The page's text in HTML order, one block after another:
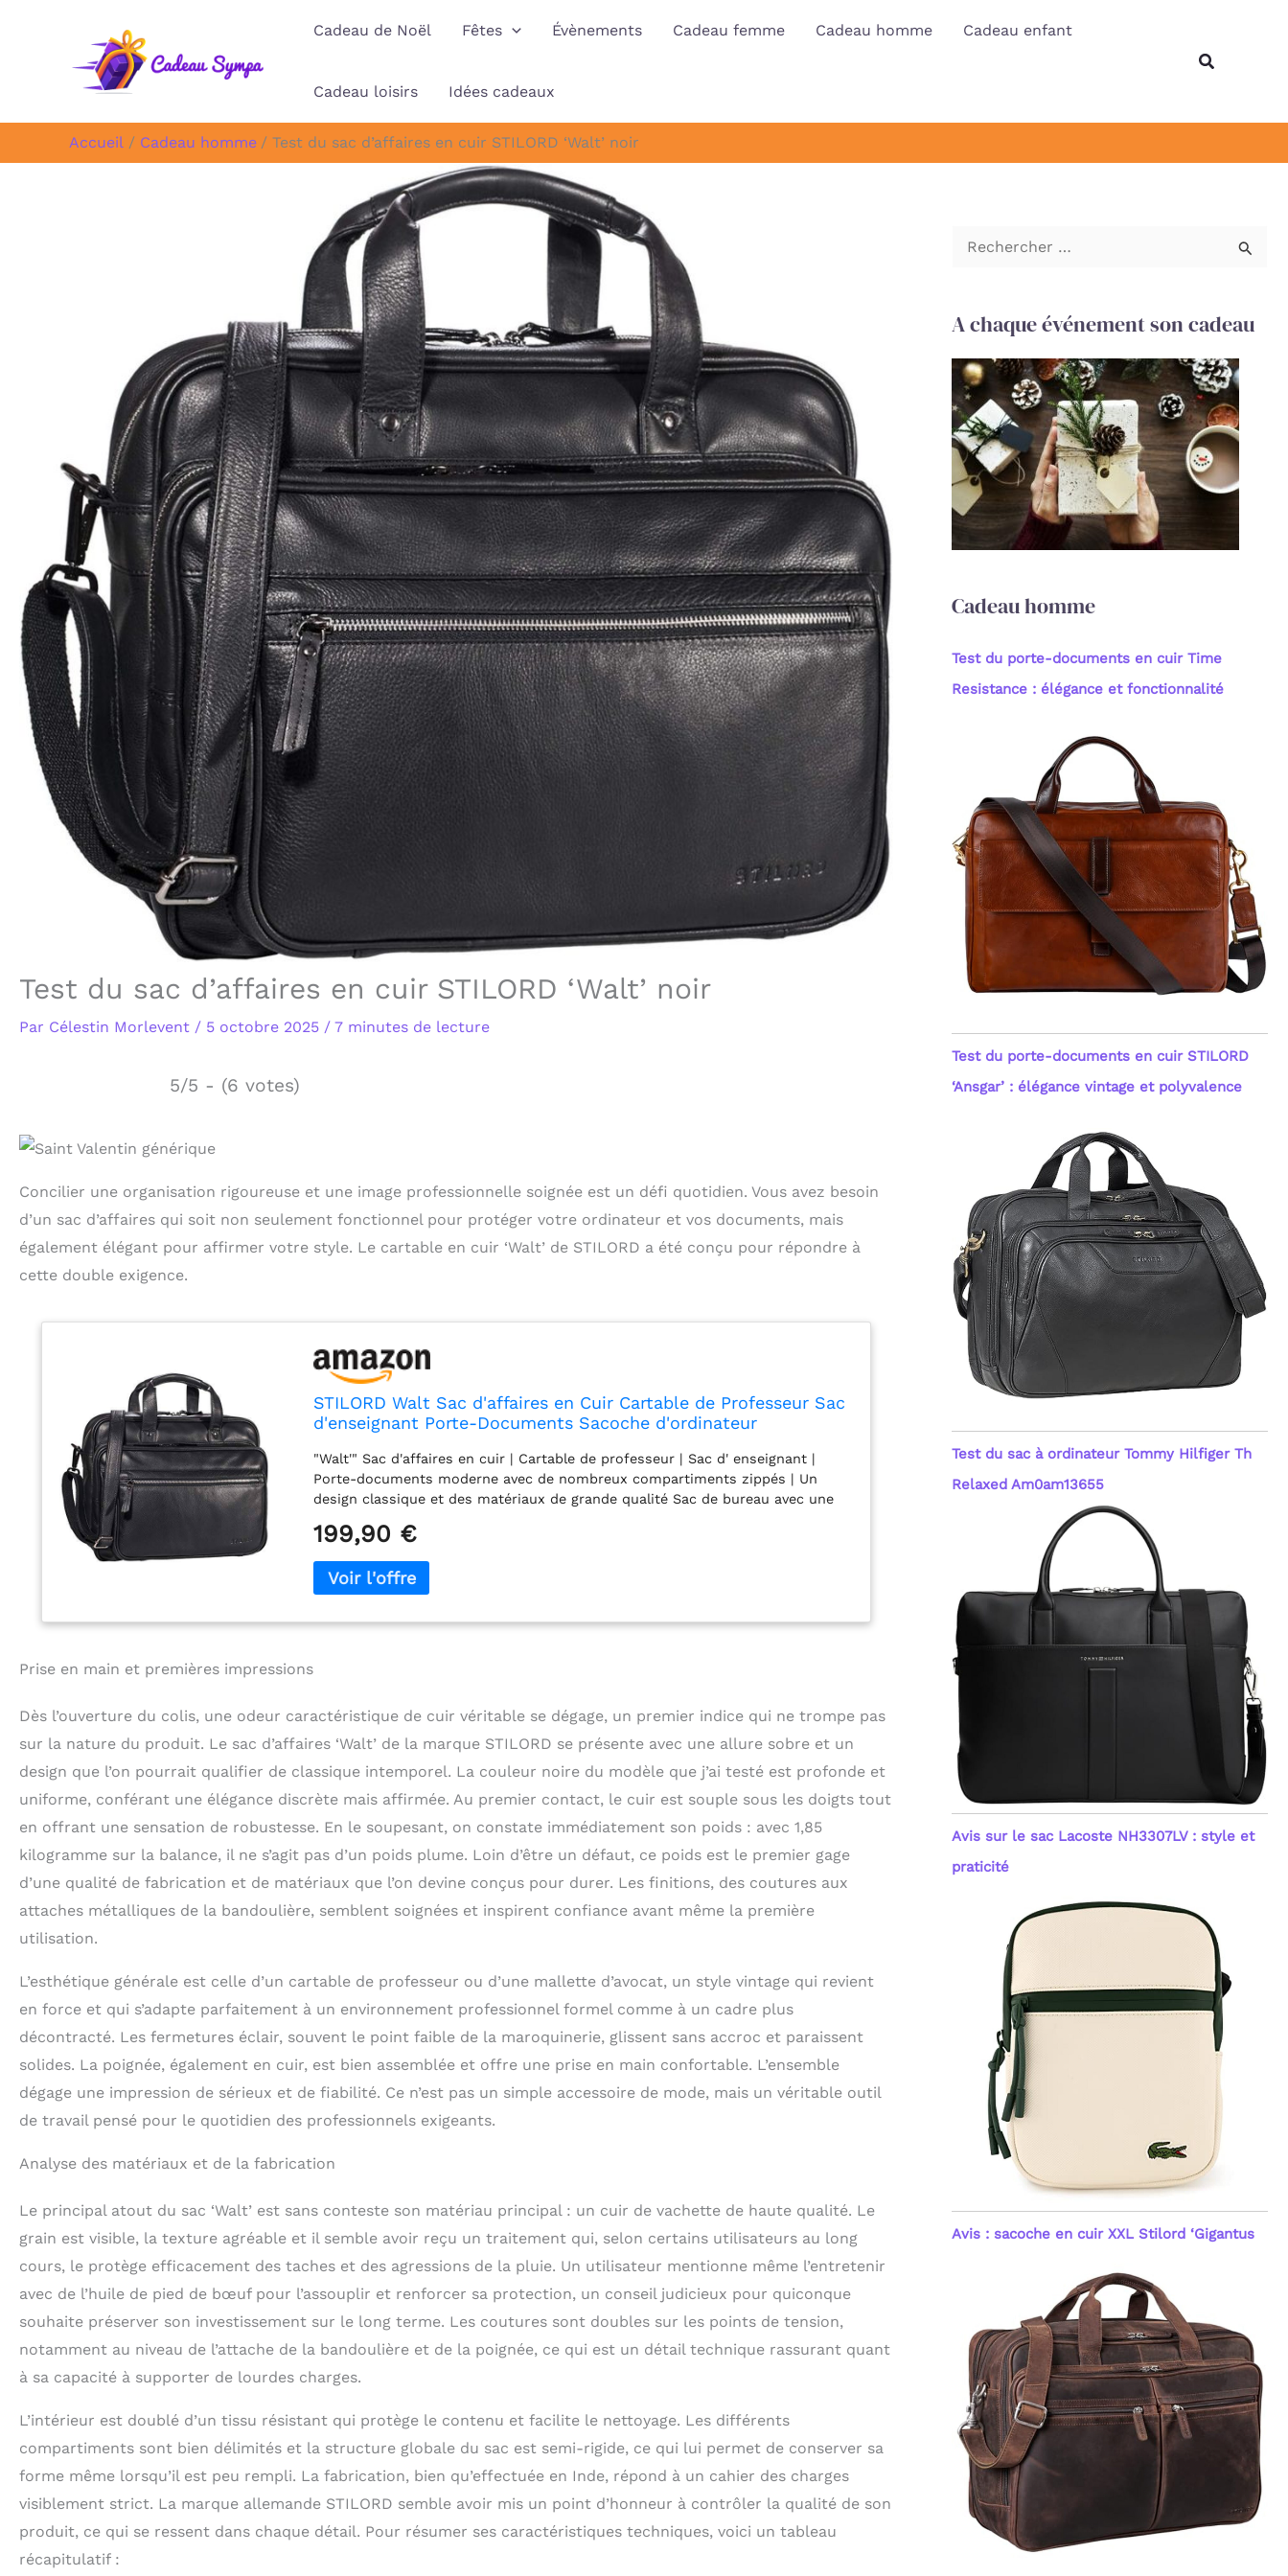
Cadeau de Noël Fêtes Évènements Cadeau femme Cadeau homme Cadeau enfant
Cadeau loisirs Idées cadeaux
Accueil Cadeau homme Test du sac d’affaires en cuir STILORD ‘Walt’ noir
Test du sac d’affaires en cuir STILORD ‘Walt’ noir
Par Célestin Morlevent / 5 octobre 2025 / 7 minutes de lecture
5/5 - (6 votes)
Concilier une organisation rigoureuse et une image professionnelle soignée est un défi quotidien. Vous avez besoin
d’un sac d’affaires qui soit non seulement fonctionnel pour protéger votre ordinateur et vos documents, mais
également élégant pour affirmer votre style. Le cartable en cuir ‘Walt’ de STILORD a été conçu pour répondre à
cette double exigence.
STILORD Walt Sac d'affaires en Cuir Cartable de Professeur Sac
d'enseignant Porte-Documents Sacoche d'ordinateur
"Walt'" Sac d'affaires en cuir | Cartable de professeur | Sac d' enseignant |
Porte-documents moderne avec de nombreux compartiments zippés | Un
design classique et des matériaux de grande qualité Sac de bureau avec une
allant jusqu'à 15.6 pouces, livres et large classeur A4 | Pochettes zippées à
l'avant et à l'arrière pour un espace optimal Sac à main avec poignées et sac
avec bandoulière réglable et amovible (75 - 130 cm | 4 cm de large) | sac en
cuir fonctionnel: idéal comme sac de bureau, serviette de travail, sac pour
l'université, sac d'école ou sac d'enseignant Structure: poche principal avec
fermeture éclair à l'arrière Dimensions: 41 x 15 x 34 cm | Modèle: Walt | Poids:
1750 grammes | Matière: cuir de vache | Producteur: STILORD | Compatibilité:
pour Macbook Pro de 16 pouces
199,90 €
Prise en main et premières impressions
Dès l’ouverture du colis, une odeur caractéristique de cuir véritable se dégage, un premier indice qui ne trompe pas
sur la nature du produit. Le sac d’affaires ‘Walt’ de la marque STILORD se présente avec une allure sobre et un
design que l’on pourrait qualifier de classique intemporel. La couleur noire du modèle que j’ai testé est profonde et
uniforme, conférant une élégance discrète mais affirmée. Au premier contact, le cuir est souple sous les doigts tout
en offrant une sensation de robustesse. En le soupesant, on constate immédiatement son poids : avec 1,85
kilogramme sur la balance, il ne s’agit pas d’un poids plume. Loin d’être un défaut, ce poids est le premier gage
d’une qualité de fabrication et de matériaux que l’on devine conçus pour durer. Les finitions, des coutures aux
attaches métalliques de la bandoulière, semblent soignées et inspirent confiance avant même la première
utilisation.
L’esthétique générale est celle d’un cartable de professeur ou d’une mallette d’avocat, un style vintage qui revient
en force et qui s’adapte parfaitement à un environnement professionnel formel comme à un cadre plus
décontracté. Les fermetures éclair, souvent le point faible de la maroquinerie, glissent sans accroc et paraissent
solides. La poignée, également en cuir, est bien assemblée et offre une prise en main confortable. L’ensemble
dégage une impression de sérieux et de fiabilité. Ce n’est pas un simple accessoire de mode, mais un véritable outil
de travail pensé pour le quotidien des professionnels exigeants.
Analyse des matériaux et de la fabrication
Le principal atout du sac ‘Walt’ est sans conteste son matériau principal : un cuir de vachette de haute qualité. Le
grain est visible, la texture agréable et il semble avoir reçu un traitement qui, selon certains utilisateurs au long
cours, le protège efficacement des taches et des agressions de la pluie. Un utilisateur mentionne même l’entretenir
avec de l’huile de pied de bœuf pour l’assouplir et renforcer sa protection, un conseil judicieux pour quiconque
souhaite préserver son investissement sur le long terme. Les coutures sont doubles sur les points de tension,
notamment au niveau de l’attache de la bandoulière et de la poignée, ce qui est un détail technique rassurant quant
à sa capacité à supporter de lourdes charges.
L’intérieur est doublé d’un tissu résistant qui protège le contenu et facilite le nettoyage. Les différents
compartiments sont bien délimités et la structure globale du sac est semi-rigide, ce qui lui permet de conserver sa
forme même lorsqu’il est peu rempli. La fabrication, bien qu’effectuée en Inde, répond à un cahier des charges
visiblement strict. La marque allemande STILORD semble avoir mis un point d’honneur à contrôler la qualité de son
produit, ce qui se ressent dans chaque détail. Pour résumer ses caractéristiques techniques, voici un tableau
récapitulatif :
c
e
r
c
A chaque événement son cadeau
Cadeau homme
Test du porte-documents en cuir Time
Resistance : élégance et fonctionnalité
Test du porte-documents en cuir STILORD
‘Ansgar’ : élégance vintage et polyvalence
Test du sac à ordinateur Tommy Hilfiger Th
Relaxed Am0am13655
Avis sur le sac Lacoste NH3307LV : style et
praticité
Avis : sacoche en cuir XXL Stilord ‘Gigantus